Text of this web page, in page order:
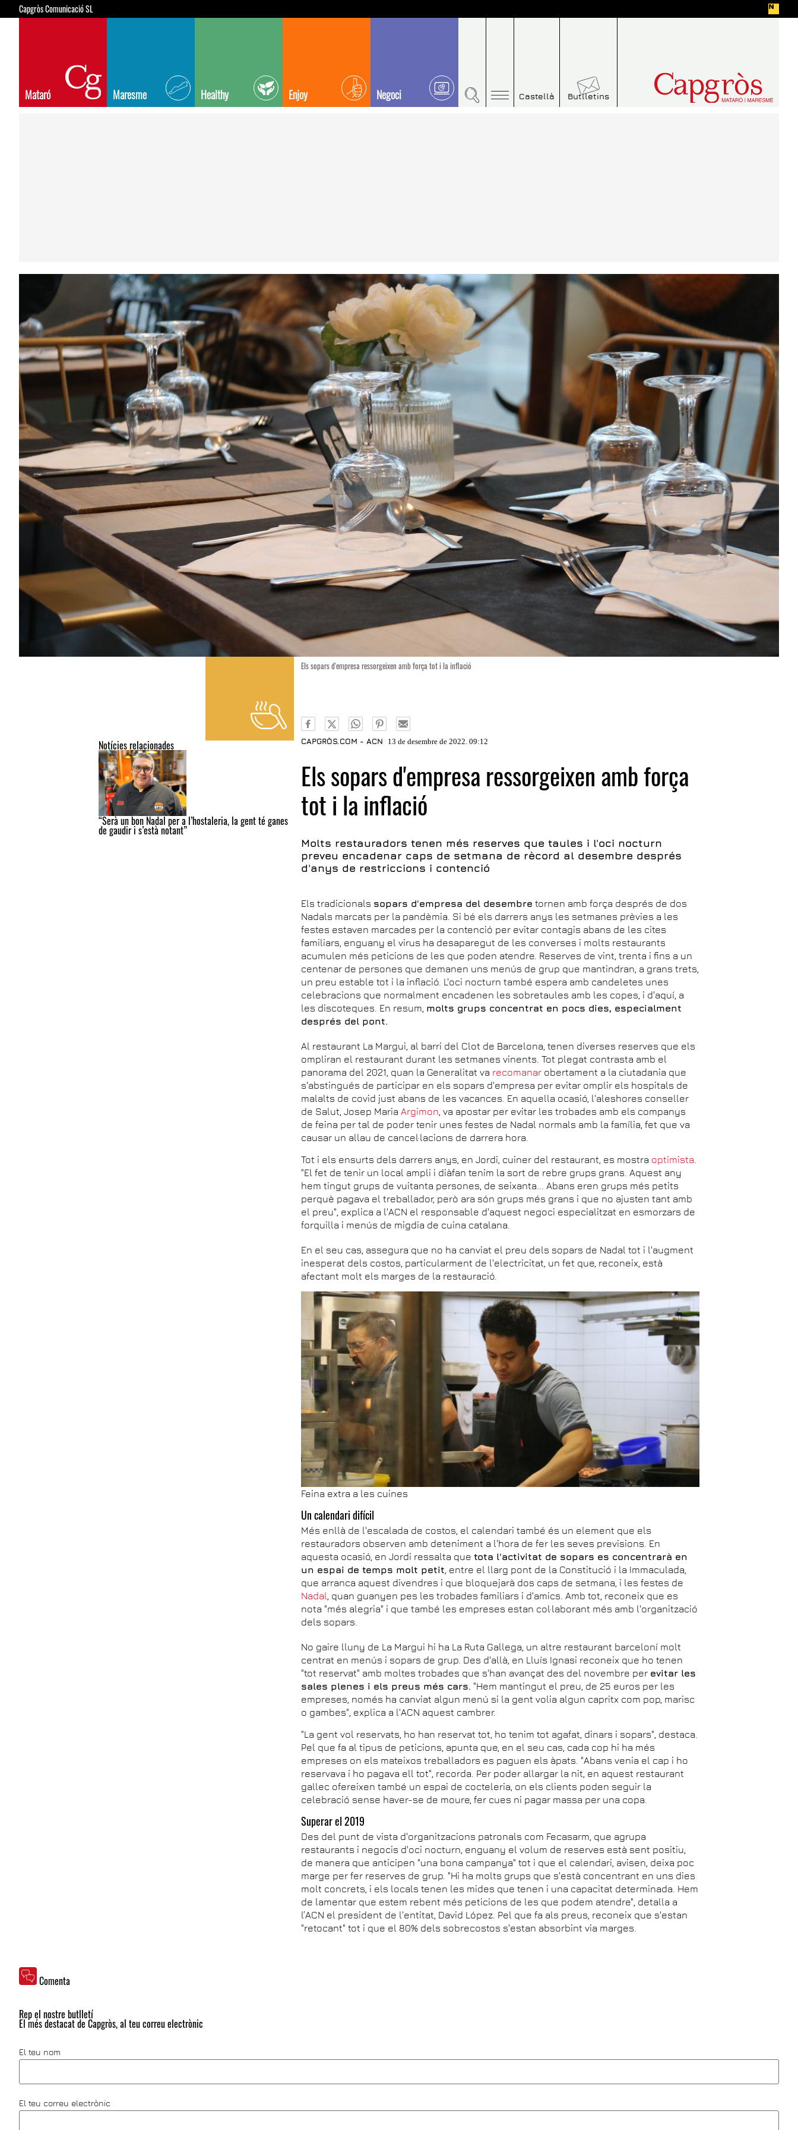
Capgròs Comunicació SL
Mataró Maresme Healthy Enjoy Negoci Castellà Butlletins
Notícies relacionades
“Serà un bon Nadal per a l’hostaleria, la gent té ganes
de gaudir i s’està notant”
Els sopars d'empresa ressorgeixen amb força tot i la inflació
CAPGRÒS.COM - ACN 13 de desembre de 2022. 09:12
Els sopars d'empresa ressorgeixen amb força
tot i la inflació
Molts restauradors tenen més reserves que taules i l'oci nocturn
preveu encadenar caps de setmana de rècord al desembre després
d'anys de restriccions i contenció
Els tradicionals sopars d'empresa del desembre tornen amb força després de dos
Nadals marcats per la pandèmia. Si bé els darrers anys les setmanes prèvies a les
festes estaven marcades per la contenció per evitar contagis abans de les cites
familiars, enguany el virus ha desaparegut de les converses i molts restaurants
acumulen més peticions de les que poden atendre. Reserves de vint, trenta i fins a un
centenar de persones que demanen uns menús de grup que mantindran, a grans trets,
un preu estable tot i la inflació. L'oci nocturn també espera amb candeletes unes
celebracions que normalment encadenen les sobretaules amb les copes, i d'aquí, a
les discoteques. En resum, molts grups concentrat en pocs dies, especialment
després del pont.
Al restaurant La Margui, al barri del Clot de Barcelona, tenen diverses reserves que els
ompliran el restaurant durant les setmanes vinents. Tot plegat contrasta amb el
panorama del 2021, quan la Generalitat va recomanar obertament a la ciutadania que
s'abstingués de participar en els sopars d'empresa per evitar omplir els hospitals de
malalts de covid just abans de les vacances. En aquella ocasió, l'aleshores conseller
de Salut, Josep MariaArgimon , va apostar per evitar les trobades amb els companys
de feina per tal de poder tenir unes festes de Nadal normals amb la família, fet que va
causar un allau de cancel·lacions de darrera hora.
Tot i els ensurts dels darrers anys, en Jordi, cuiner del restaurant, es mostra optimista
"El fet de tenir un local ampli i diàfan tenim la sort de rebre grups grans. Aquest any
hem tingut grups de vuitanta persones, de seixanta... Abans eren grups més petits
perquè pagava el treballador, però ara són grups més grans i que no ajusten tant amb
el preu", explica a l'ACN el responsable d'aquest negoci especialitzat en esmorzars de
forquilla i menús de migdia de cuina catalana.
En el seu cas, assegura que no ha canviat el preu dels sopars de Nadal tot i l'augment
inesperat dels costos, particularment de l'electricitat, un fet que, reconeix, està
afectant molt els marges de la restauració.
Feina extra a les cuines
Un calendari difícil
Més enllà de l'escalada de costos, el calendari també és un element que els
restauradors observen amb deteniment a l'hora de fer les seves previsions. En
aquesta ocasió, en Jordi ressalta quetota l'activitat de sopars es concentrarà en
un espai de temps molt petit , entre el llarg pont de la Constitució i la Immaculada,
que arranca aquest divendres i que bloquejarà dos caps de setmana, i les festes de
Nadal , quan guanyen pes les trobades familiars i d'amics. Amb tot, reconeix que es
nota "més alegria" i que també les empreses estan col·laborant més amb l'organització
dels sopars.
No gaire lluny de La Margui hi ha La Ruta Gallega, un altre restaurant barceloní molt
centrat en menús i sopars de grup. Des d'allà, en Lluís Ignasi reconeix que ho tenen
"tot reservat" amb moltes trobades que s'han avançat des del novembre per evitar les
sales plenes i els preus més cars. "Hem mantingut el preu, de 25 euros per les
empreses, només ha canviat algun menú si la gent volia algun capritx com pop, marisc
o gambes", explica a l'ACN aquest cambrer.
"La gent vol reservats, ho han reservat tot, ho tenim tot agafat, dinars i sopars", destaca.
Pel que fa al tipus de peticions, apunta que, en el seu cas, cada cop hi ha més
empreses on els mateixos treballadors es paguen els àpats. "Abans venia el cap i ho
reservava i ho pagava ell tot", recorda. Per poder allargar la nit, en aquest restaurant
gallec ofereixen també un espai de cocteleria, on els clients poden seguir la
celebració sense haver-se de moure, fer cues ni pagar massa per una copa.
Superar el 2019
Des del punt de vista d'organitzacions patronals com Fecasarm, que agrupa
restaurants i negocis d'oci nocturn, enguany el volum de reserves està sent positiu,
de manera que anticipen "una bona campanya" tot i que el calendari, avisen, deixa poc
marge per fer reserves de grup. "Hi ha molts grups que s'està concentrant en uns dies
molt concrets, i els locals tenen les mides que tenen i una capacitat determinada. Hem
de lamentar que estem rebent més peticions de les que podem atendre", detalla a
l’ACN el president de l'entitat, David López. Pel que fa als preus, reconeix que s'estan
"retocant" tot i que el 80% dels sobrecostos s'estan absorbint via marges.
Comenta
Rep el nostre butlletí
El més destacat de Capgròs, al teu correu electrònic
El teu nom
El teu correu electrònic